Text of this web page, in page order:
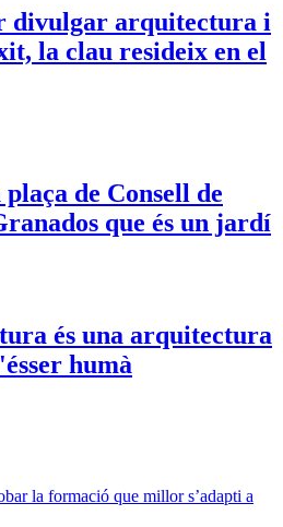
divulgar arquitectura i
la clau resideix en el
de Consell de
que és un jardí
és una arquitectura
humà
la formació que millor s’adapti a